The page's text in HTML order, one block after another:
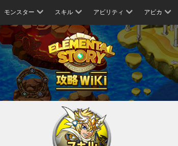
モンスター スキル アビリティ アビカ